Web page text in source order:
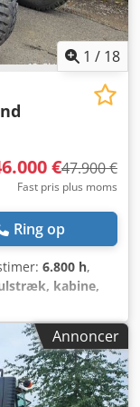
ved køb af
Dsdpsy Ukn Usfx
1 / 18
€47.900 €
Fast pris plus moms
Ring op
6.800 h,
kabine,
/ TMS God
% moms kan
Christian Hirsch
en kundesamtale.
behandle dem
for jeres
Annoncer